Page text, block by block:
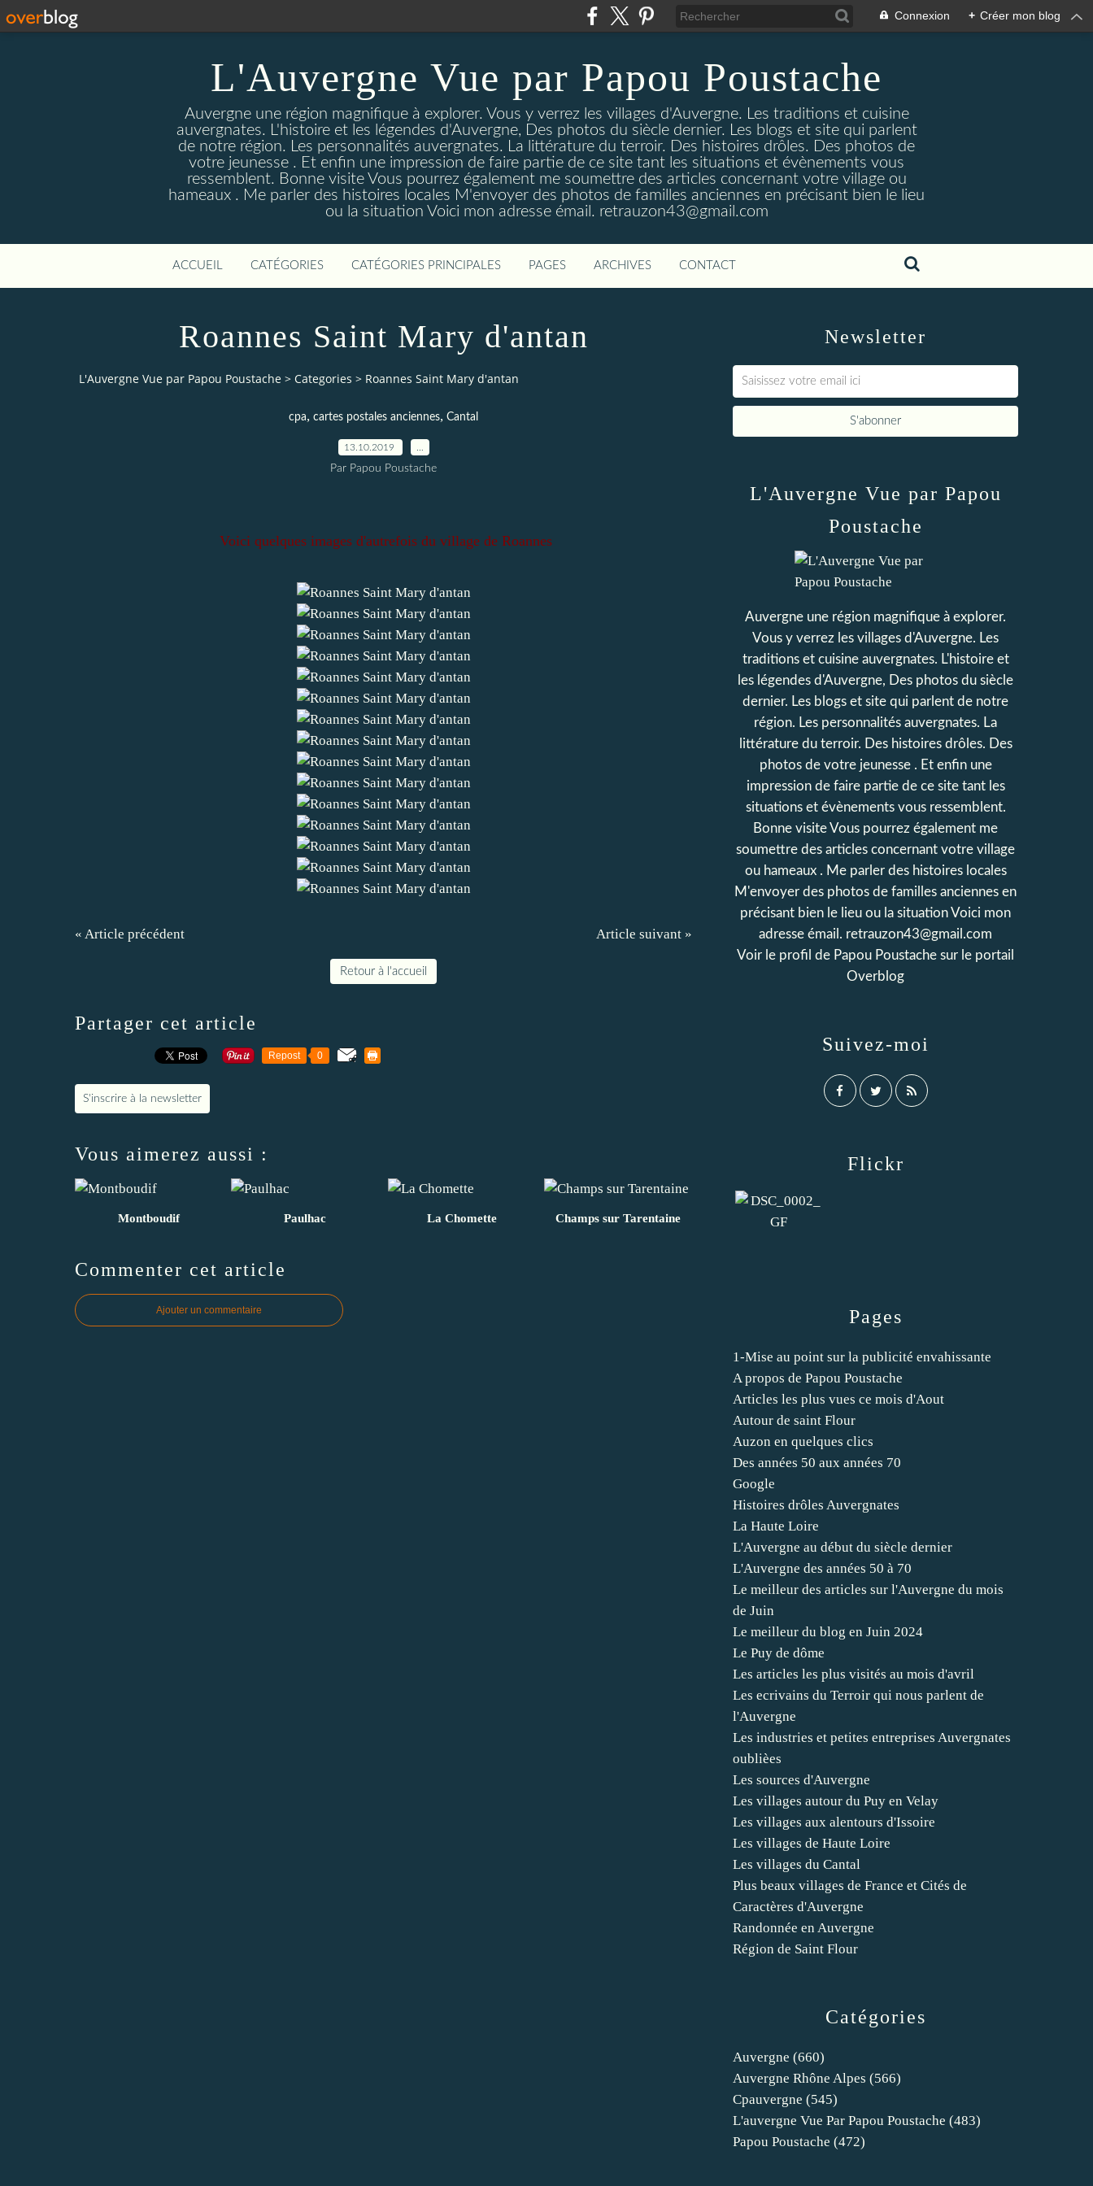
Connexion + Créer mon blog
L'Auvergne Vue par Papou Poustache
Auvergne une région magnifique à explorer. Vous y verrez les villages d'Auvergne. Les traditions et cuisine
auvergnates. L'histoire et les légendes d'Auvergne, Des photos du siècle dernier. Les blogs et site qui parlent
de notre région. Les personnalités auvergnates. La littérature du terroir. Des histoires drôles. Des photos de
votre jeunesse . Et enfin une impression de faire partie de ce site tant les situations et évènements vous
ressemblent. Bonne visite Vous pourrez également me soumettre des articles concernant votre village ou
hameaux . Me parler des histoires locales M'envoyer des photos de familles anciennes en précisant bien le lieu
ou la situation Voici mon adresse émail. retrauzon43@gmail.com
ACCUEIL CATÉGORIES CATÉGORIES PRINCIPALES PAGES ARCHIVES CONTACT
Roannes Saint Mary d'antan
L'Auvergne Vue par Papou Poustache > Categories > Roannes Saint Mary d'antan
cpa, cartes postales anciennes, Cantal
13.10.2019
Par Papou Poustache
Voici quelques images d'autrefois du village de Roannes
« Article précédent Article suivant »
Retour à l'accueil
Partager cet article
Repost 0
S'inscrire à la newsletter
Vous aimerez aussi :
Montboudif Paulhac La Chomette Champs sur Tarentaine
Commenter cet article
Ajouter un commentaire
Newsletter
Catégories
Auvergne (660)
Auvergne Rhône Alpes (566)
Cpauvergne (545)
L'auvergne Vue Par Papou Poustache (483)
Papou Poustache (472)
Pages
1-Mise au point sur la publicité envahissante
A propos de Papou Poustache
Articles les plus vues ce mois d'Aout
Autour de saint Flour
Auzon en quelques clics
Des années 50 aux années 70
Google
Histoires drôles Auvergnates
La Haute Loire
L'Auvergne au début du siècle dernier
L'Auvergne des années 50 à 70
Le meilleur des articles sur l'Auvergne du mois
de Juin
Le meilleur du blog en Juin 2024
Le Puy de dôme
Les articles les plus visités au mois d'avril
Les ecrivains du Terroir qui nous parlent de
l'Auvergne
Les industries et petites entreprises Auvergnates
oublièes
Les sources d'Auvergne
Les villages autour du Puy en Velay
Les villages aux alentours d'Issoire
Les villages de Haute Loire
Les villages du Cantal
Plus beaux villages de France et Cités de
Caractères d'Auvergne
Randonnée en Auvergne
Région de Saint Flour
L'Auvergne Vue par Papou
Poustache
Auvergne une région magnifique à explorer.
Vous y verrez les villages d'Auvergne. Les
traditions et cuisine auvergnates. L'histoire et
les légendes d'Auvergne, Des photos du siècle
dernier. Les blogs et site qui parlent de notre
région. Les personnalités auvergnates. La
littérature du terroir. Des histoires drôles. Des
photos de votre jeunesse . Et enfin une
impression de faire partie de ce site tant les
situations et évènements vous ressemblent.
Bonne visite Vous pourrez également me
soumettre des articles concernant votre village
ou hameaux . Me parler des histoires locales
M'envoyer des photos de familles anciennes en
précisant bien le lieu ou la situation Voici mon
adresse émail. retrauzon43@gmail.com
Voir le profil de Papou Poustache sur le portail
Overblog
Suivez-moi
Flickr